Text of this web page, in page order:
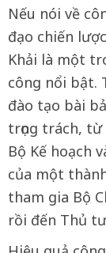
Nếu nói về
đạo chiến
Khải là một
công nổi bật.
đào tạo bài
trọng trách,
Bộ Kế hoạch
của một
tham gia Bộ
rồi đến Thủ